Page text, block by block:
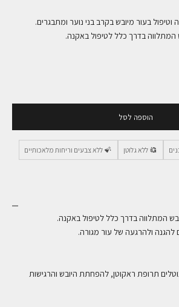
וטיפול בעור מיובש בקרב בני נוער ומתבגרים.
המתלווה בדרך כלל לטיפול באקנה.
הוספה לסל
ללא גלוטן ללא צבעים וריחות מלאכותיים
המתלווה בדרך כלל לטיפול באקנה.
להגנה ולהרגעה של עור מגורה.
תרופת ראקוטן, להפחתת היובש והרגישות